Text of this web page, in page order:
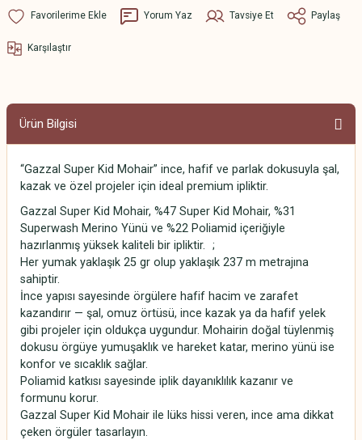
Yorum Yaz Tavsiye Et Paylaş
Karşılaştır
Ürün Bilgisi
“Gazzal Super Kid Mohair” ince, hafif ve parlak dokusuyla şal,
kazak ve özel projeler için ideal premium ipliktir.
Gazzal Super Kid Mohair, %47 Super Kid Mohair, %31
Superwash Merino Yünü ve %22 Poliamid içeriğiyle
hazırlanmış yüksek kaliteli bir ipliktir. ;
Her yumak yaklaşık 25 gr olup yaklaşık 237 m metrajına
sahiptir.
İnce yapısı sayesinde örgülere hafif hacim ve zarafet
kazandırır — şal, omuz örtüsü, ince kazak ya da hafif yelek
gibi projeler için oldukça uygundur. Mohairin doğal tüylenmiş
dokusu örgüye yumuşaklık ve hareket katar, merino yünü ise
konfor ve sıcaklık sağlar.
Poliamid katkısı sayesinde iplik dayanıklılık kazanır ve
formunu korur.
Gazzal Super Kid Mohair ile lüks hissi veren, ince ama dikkat
çeken örgüler tasarlayın.